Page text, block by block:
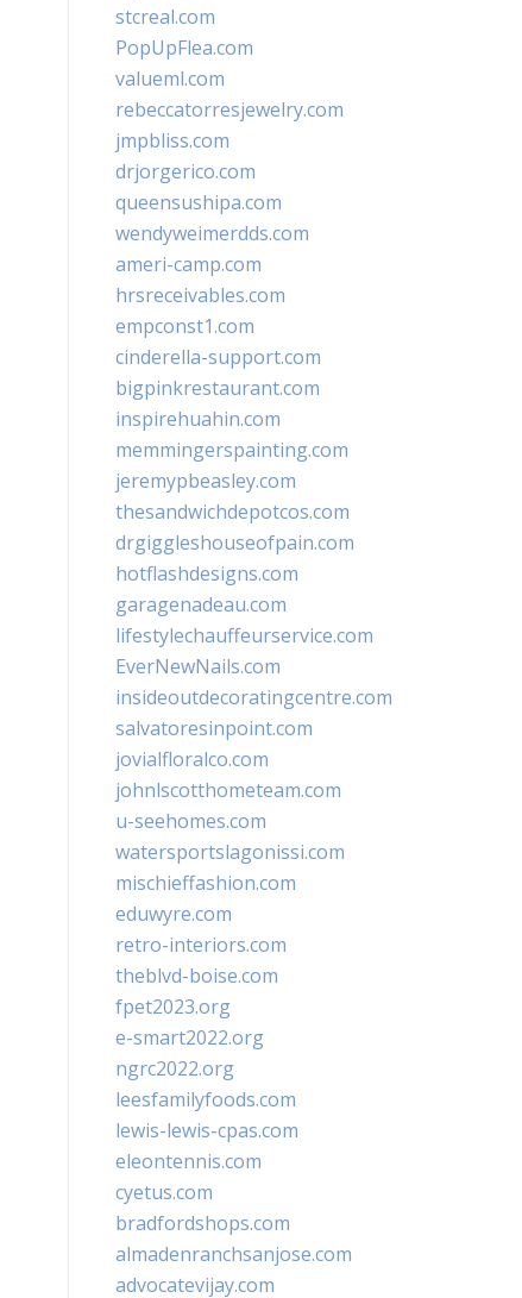
stcreal.com
PopUpFlea.com
valueml.com
rebeccatorresjewelry.com
jmpbliss.com
drjorgerico.com
queensushipa.com
wendyweimerdds.com
ameri-camp.com
hrsreceivables.com
empconst1.com
cinderella-support.com
bigpinkrestaurant.com
inspirehuahin.com
memmingerspainting.com
jeremypbeasley.com
thesandwichdepotcos.com
drgiggleshouseofpain.com
hotflashdesigns.com
garagenadeau.com
lifestylechauffeurservice.com
EverNewNails.com
insideoutdecoratingcentre.com
salvatoresinpoint.com
jovialfloralco.com
johnlscotthometeam.com
u-seehomes.com
watersportslagonissi.com
mischieffashion.com
eduwyre.com
retro-interiors.com
theblvd-boise.com
fpet2023.org
e-smart2022.org
ngrc2022.org
leesfamilyfoods.com
lewis-lewis-cpas.com
eleontennis.com
cyetus.com
bradfordshops.com
almadenranchsanjose.com
advocatevijay.com